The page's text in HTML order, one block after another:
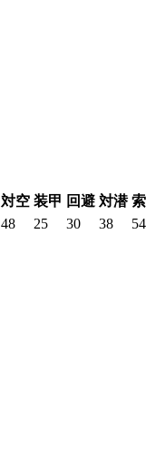
対空 装甲 回避 対潜
48 25 30 38 54